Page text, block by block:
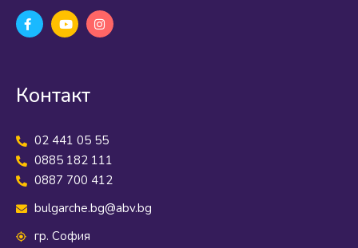
Контакт
02 441 05 55
0885 182 111
0887 700 412
bulgarche.bg@abv.bg
гр. София